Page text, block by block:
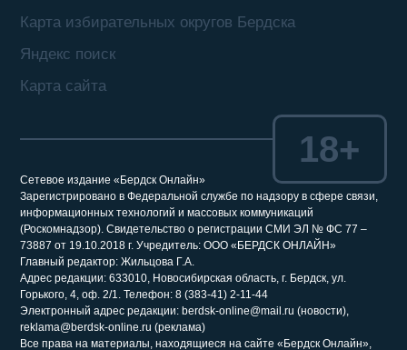
Карта избирательных округов Бердска
Яндекс поиск
Карта сайта
Сетевое издание «Бердск Онлайн»
Зарегистрировано в Федеральной службе по надзору в сфере связи,
информационных технологий и массовых коммуникаций
(Роскомнадзор). Свидетельство о регистрации СМИ ЭЛ № ФС 77 –
73887 от 19.10.2018 г. Учредитель: ООО «БЕРДСК ОНЛАЙН»
Главный редактор: Жильцова Г.А.
Адрес редакции: 633010, Новосибирская область, г. Бердск, ул.
Горького, 4, оф. 2/1. Телефон: 8 (383-41) 2-11-44
Электронный адрес редакции: berdsk-online@mail.ru (новости),
reklama@berdsk-online.ru (реклама)
Все права на материалы, находящиеся на сайте «Бердск Онлайн»,
18+